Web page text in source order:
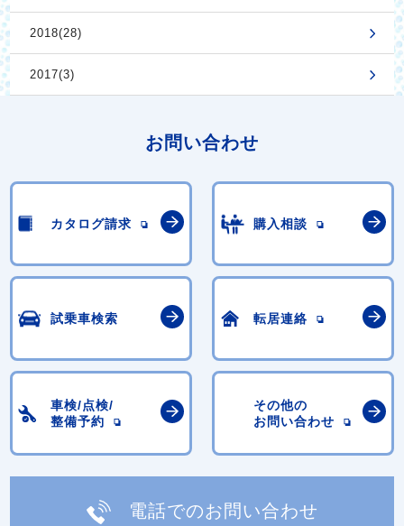
2018(28)
2017(3)
お問い合わせ
カタログ請求 購入相談
試乗車検索 転居連絡
車検/点検/
整備予約
その他の
お問い合わせ
電話でのお問い合わせ